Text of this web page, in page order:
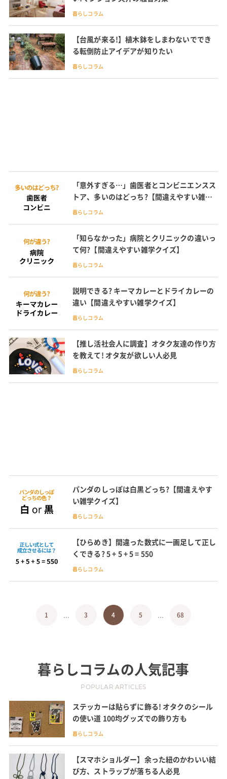
暮らしコラム
【台風が来る!】植木鉢をしまわないででき
る転倒防止アイデアが知りたい
暮らしコラム
「意外すぎる…」歯医者とコンビニエンスス
トア、多いのはどっち?【間違えやすい雑学
クイズ】
暮らしコラム
「知らなかった」病院とクリニックの違いっ
て何?【間違えやすい雑学クイズ】
暮らしコラム
説明できる? キーマカレーとドライカレーの
違い【間違えやすい雑学クイズ】
暮らしコラム
【推し活社会人に調査】オタク友達の作り方
を教えて! オタ友が欲しい人必見
暮らしコラム
パンダのしっぽは白黒どっち?【間違えやす
い雑学クイズ】
暮らしコラム
【ひらめき】間違った数式に一画足して正し
くできる? 5 + 5 + 5 = 550
暮らしコラム
1 ... 3 4 5 ... 68
暮らしコラムの人気記事
POPULAR ARTICLES
ステッカーは貼らずに飾る! オタクのシール
の使い道 100均グッズでの飾り方も
暮らしコラム
【スマホショルダー】余った紐のかわいい結
び方、ストラップが落ちる人必見